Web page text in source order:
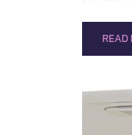
READ
MORE
มหา
เชียง
READ